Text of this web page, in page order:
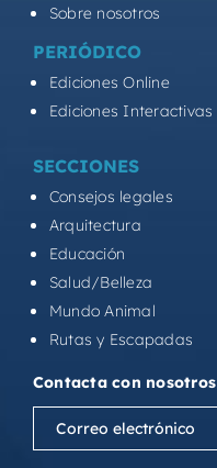
Sobre nosotros
PERIÓDICO
Ediciones Online
Ediciones Interactivas
SECCIONES
Consejos legales
Arquitectura
Educación
Salud/Belleza
Mundo Animal
Rutas y Escapadas
Contacta con nosotros
Correo
electrónico